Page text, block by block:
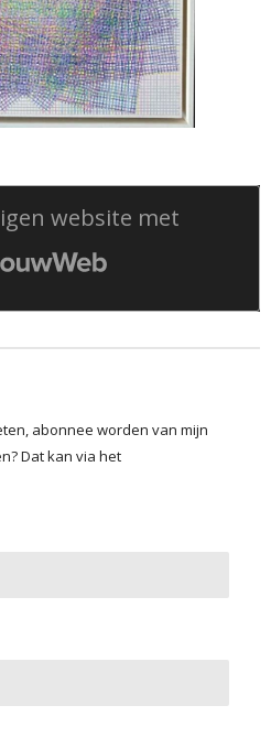
website met
abonnee worden van mijn
Dat kan via het